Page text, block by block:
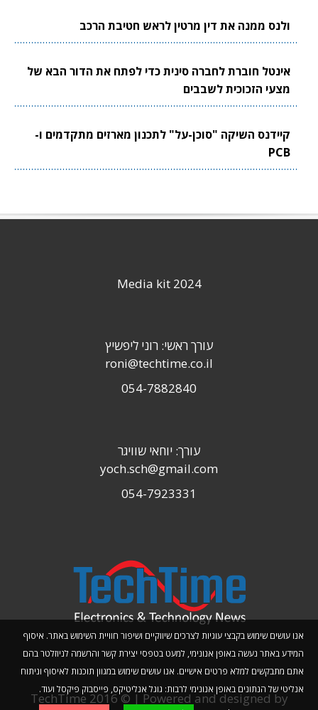
ולנס ממנה את דין מרטין לראש חטיבת הרכב
אינטל חוברת לחברה סינית כדי לפתח את הדור הבא של
מצעי הזכוכית לשבבים
קיידנס השיקה "סוכן-על" לתכנון מארזים מתקדמים ו-
PCB
אנו עושים שימוש בקבצי עוגיות לצרכים שיווקיים ושיפור חוויית השימוש באתר. איסוף
המידע באתר נעשה באופן אנונימי, למעט בטפסי יצירת קשר והרשמה לניוזלטר בהם
אתם מתבקשים למלא פרטים אישיים. אנו עושים שימוש במגוון תוכנות לאיסוף וניתוח
אנליטי של הנתונים באופן אנונימי לרבות: גוגל אנליטיקס, פייסבוק פיקסל ועוד.
Media kit 2024
עורך ראשי: רוני ליפשיץ
roni@techtime.co.il
054-7882840
עורך: יוחאי שוויגר
yoch.sch@gmail.com
054-7923331
TechTime 2016 © | Powered and designed by